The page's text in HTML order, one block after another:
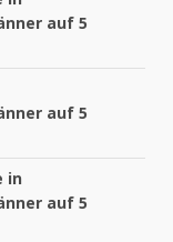
auf 5
auf 5
in
auf 5